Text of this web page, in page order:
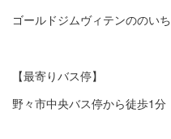
ゴールドジムヴィテンののいち
【最寄りバス停】
野々市中央バス停から徒歩1分